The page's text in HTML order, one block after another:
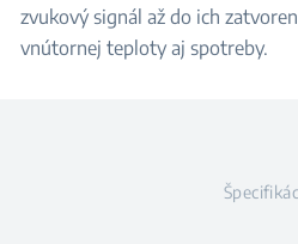
zvukový signál až do ich
vnútornej teploty aj spotreby.